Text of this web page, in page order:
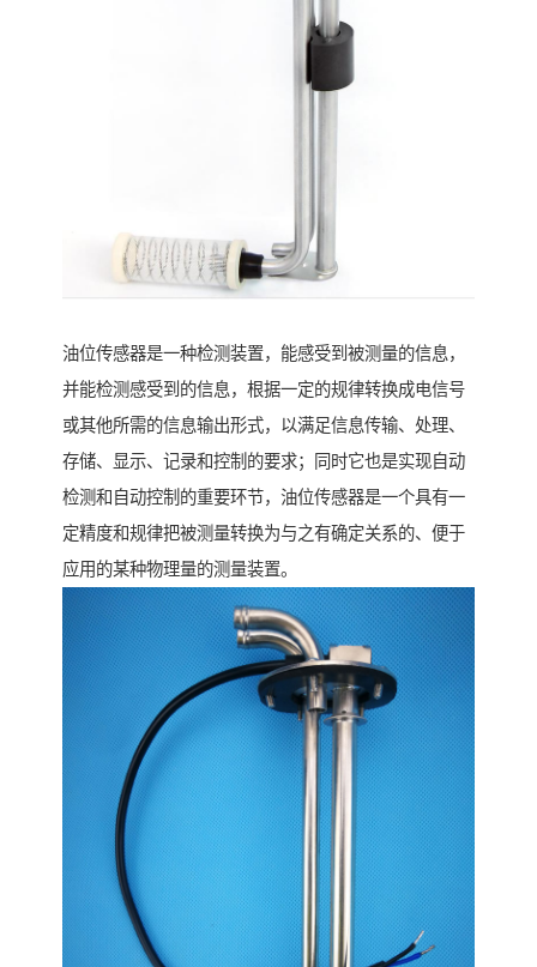
油位传感器是一种检测装置，能感受到被测量的信息，
并能检测感受到的信息，根据一定的规律转换成电信号
或其他所需的信息输出形式，以满足信息传输、处理、
存储、显示、记录和控制的要求；同时它也是实现自动
检测和自动控制的重要环节，油位传感器是一个具有一
定精度和规律把被测量转换为与之有确定关系的、便于
应用的某种物理量的测量装置。